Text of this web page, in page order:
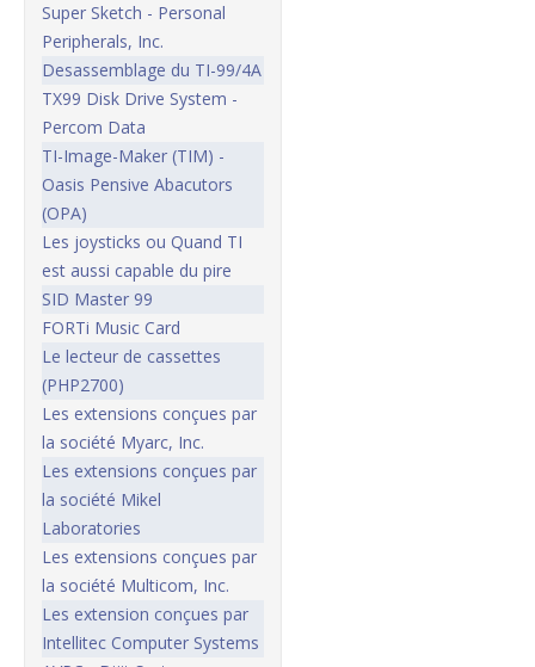
Super Sketch - Personal
Peripherals, Inc.
Desassemblage du TI-99/4A
TX99 Disk Drive System -
Percom Data
TI-Image-Maker (TIM) -
Oasis Pensive Abacutors
(OPA)
Les joysticks ou Quand TI
est aussi capable du pire
SID Master 99
FORTi Music Card
Le lecteur de cassettes
(PHP2700)
Les extensions conçues par
la société Myarc, Inc.
Les extensions conçues par
la société Mikel
Laboratories
Les extensions conçues par
la société Multicom, Inc.
Les extension conçues par
Intellitec Computer Systems